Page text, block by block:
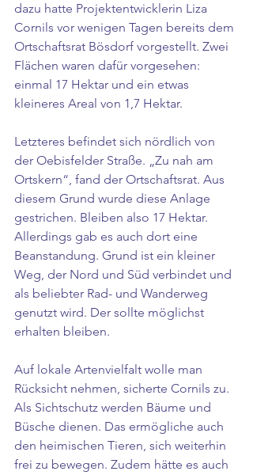
dazu hatte Projektentwicklerin Liza
Cornils vor wenigen Tagen bereits dem
Ortschaftsrat Bösdorf vorgestellt. Zwei
Flächen waren dafür vorgesehen:
einmal 17 Hektar und ein etwas
kleineres Areal von 1,7 Hektar.
Letzteres befindet sich nördlich von
der Oebisfelder Straße. „Zu nah am
Ortskern“, fand der Ortschaftsrat. Aus
diesem Grund wurde diese Anlage
gestrichen. Bleiben also 17 Hektar.
Allerdings gab es auch dort eine
Beanstandung. Grund ist ein kleiner
Weg, der Nord und Süd verbindet und
als beliebter Rad- und Wanderweg
genutzt wird. Der sollte möglichst
erhalten bleiben.
Auf lokale Artenvielfalt wolle man
Rücksicht nehmen, sicherte Cornils zu.
Als Sichtschutz werden Bäume und
Büsche dienen. Das ermögliche auch
den heimischen Tieren, sich weiterhin
frei zu bewegen. Zudem hätte es auch